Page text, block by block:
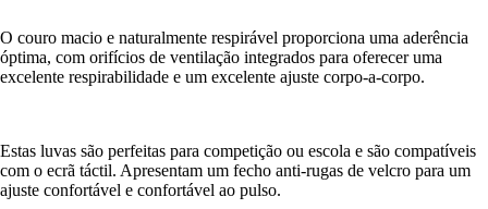
O couro macio e naturalmente respirável proporciona uma aderência
óptima, com orifícios de ventilação integrados para oferecer uma
excelente respirabilidade e um excelente ajuste corpo-a-corpo.
Estas luvas são perfeitas para competição ou escola e são compatíveis
com o ecrã táctil. Apresentam um fecho anti-rugas de velcro para um
ajuste confortável e confortável ao pulso.